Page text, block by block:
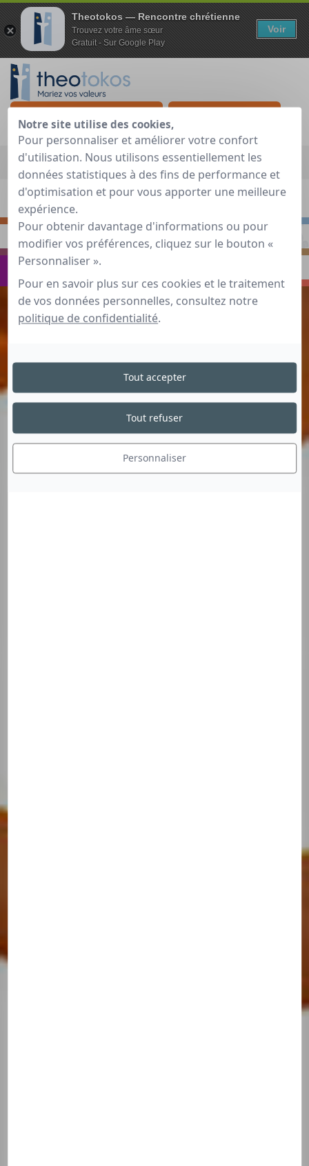
Je teste gratuitement
Accueil»Guide de rencontre chrétienne»Voyager» Mettre de
la clarté dans ses relations
S'INTERROGER
PRIER S'INSPIRER
Theotokos — Rencontre chrétienne
Trouvez votre âme sœur
Gratuit - Sur Google Play
Voir
Notre site utilise des cookies,
Pour personnaliser et améliorer votre confort
d'utilisation. Nous utilisons essentiellement les
données statistiques à des fins de performance et
d'optimisation et pour vous apporter une meilleure
expérience.
Pour obtenir davantage d'informations ou pour
modifier vos préférences, cliquez sur le bouton «
Personnaliser ».
Pour en savoir plus sur ces cookies et le traitement
de vos données personnelles, consultez notre
politique de confidentialité.
Personnaliser
Tout refuser
Tout accepter